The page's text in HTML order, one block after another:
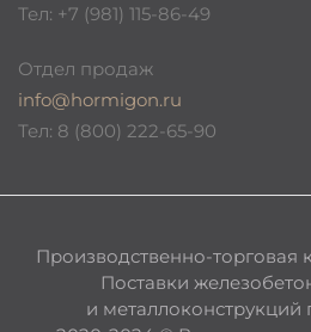
Тел: +7 (981) 115-86-49
Отдел продаж
info@hormigon.ru
Тел: 8 (800) 222-65-90
Производственно-торговая
Поставки
и металлоконструкций